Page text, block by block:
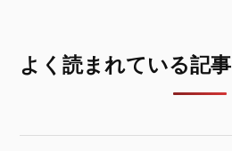
よく読まれている記事